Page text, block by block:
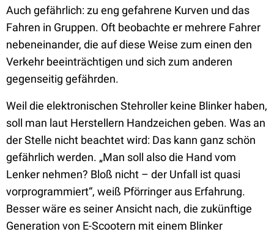
Auch gefährlich: zu eng gefahrene Kurven und das
Fahren in Gruppen. Oft beobachte er mehrere Fahrer
nebeneinander, die auf diese Weise zum einen den
Verkehr beeinträchtigen und sich zum anderen
gegenseitig gefährden.
Weil die elektronischen Stehroller keine Blinker haben,
soll man laut Herstellern Handzeichen geben. Was an
der Stelle nicht beachtet wird: Das kann ganz schön
gefährlich werden. „Man soll also die Hand vom
Lenker nehmen? Bloß nicht – der Unfall ist quasi
vorprogrammiert“, weiß Pförringer aus Erfahrung.
Besser wäre es seiner Ansicht nach, die zukünftige
Generation von E-Scootern mit einem Blinker